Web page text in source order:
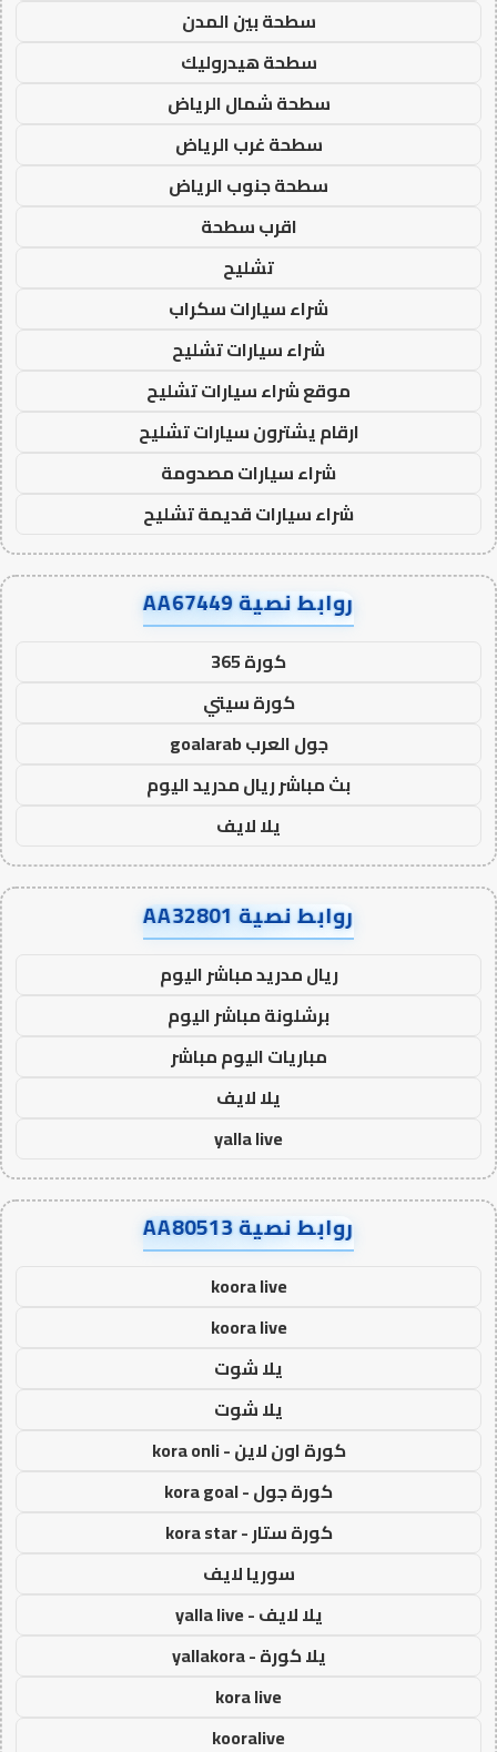
سطحة بين المدن
سطحة هيدروليك
سطحة شمال الرياض
سطحة غرب الرياض
سطحة جنوب الرياض
اقرب سطحة
تشليح
شراء سيارات سكراب
شراء سيارات تشليح
موقع شراء سيارات تشليح
ارقام يشترون سيارات تشليح
شراء سيارات مصدومة
شراء سيارات قديمة تشليح
روابط نصية AA67449
كورة 365
كورة سيتي
جول العرب goalarab
بث مباشر ريال مدريد اليوم
يلا لايف
روابط نصية AA32801
ريال مدريد مباشر اليوم
برشلونة مباشر اليوم
مباريات اليوم مباشر
يلا لايف
yalla live
روابط نصية AA80513
koora live
koora live
يلا شوت
يلا شوت
كورة اون لاين - kora onli
كورة جول - kora goal
كورة ستار - kora star
سوريا لايف
يلا لايف - yalla live
يلا كورة - yallakora
kora live
kooralive